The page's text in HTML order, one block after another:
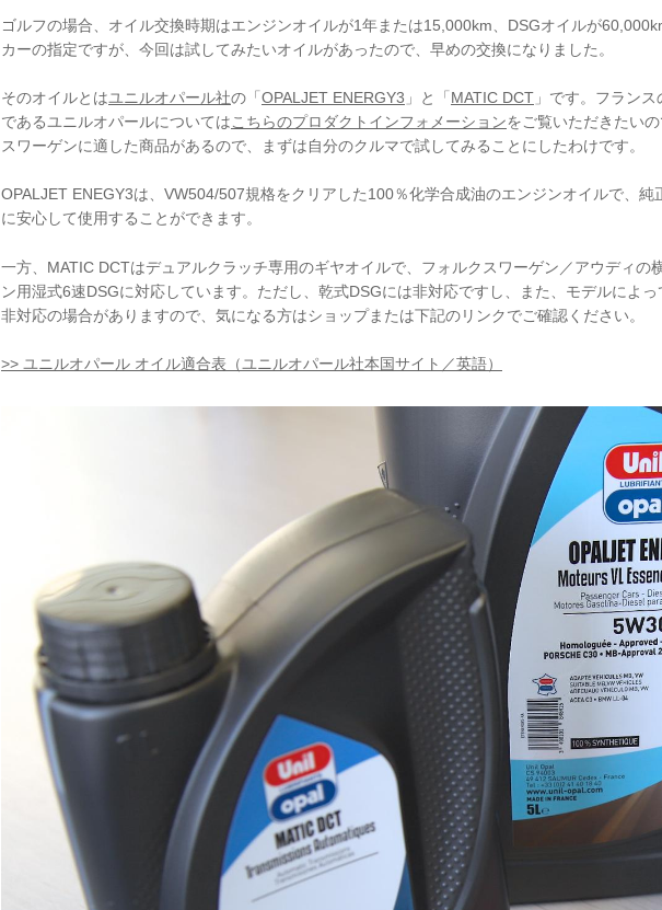
ゴルフの場合、オイル交換時期はエンジンオイルが1年または15,000km、DSGオイルが
カーの指定ですが、今回は試してみたいオイルがあったので、早めの交換になりました。
そのオイルとはユニルオパール社の「 OPALJET ENERGY3 」と「 MATIC DCT 」です。フラン
であるユニルオパールについてはこちらのプロダクトインフォメーションをご覧いただきたい
スワーゲンに適した商品があるので、まずは自分のクルマで試してみることにしたわけです。
OPALJET ENEGY3は、VW504/507規格をクリアした100％化学合成油のエンジンオイルで、純
に安心して使用することができます。
一方、MATIC DCTはデュアルクラッチ専用のギヤオイルで、フォルクスワーゲン／アウディの
ン用湿式6速DSGに対応しています。ただし、乾式DSGには非対応ですし、また、モデルによっ
非対応の場合がありますので、気になる方はショップまたは下記のリンクでご確認ください。
>> ユニルオパール オイル適合表（ユニルオパール社本国サイト／英語）